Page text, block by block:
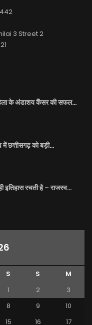
3 Street 2
के अंडाशय कैंसर की सफल…
में छत्तीसगढ़ को बड़ी…
इतिहास रचती है – राजस्व…
S S
M
1
2
3
8 9
10
15 16
17